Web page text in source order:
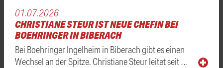
01.07.2026
CHRISTIANE STEUR IST NEUE CHEFIN BEI
BOEHRINGER IN BIBERACH
Bei Boehringer Ingelheim in Biberach gibt es einen
Wechsel an der Spitze. Christiane Steur leitet seit …